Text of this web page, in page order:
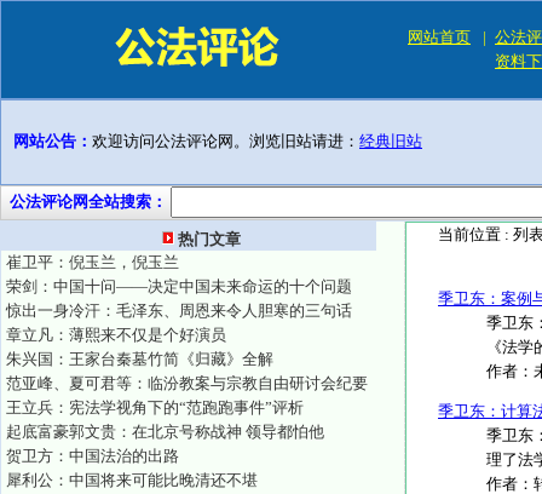
网站首页 | 公法
资料
网站公告： 欢迎访问公法评论网。浏览旧站请进： 经典旧站
公法评论网全站搜索：
热门文章
崔卫平：倪玉兰，倪玉兰
荣剑：中国十问——决定中国未来命运的十个问题
惊出一身冷汗：毛泽东、周恩来令人胆寒的三句话
章立凡：薄熙来不仅是个好演员
朱兴国：王家台秦墓竹简《归藏》全解
范亚峰、夏可君等：临汾教案与宗教自由研讨会纪要
王立兵：宪法学视角下的“范跑跑事件”评析
起底富豪郭文贵：在北京号称战神 领导都怕他
贺卫方：中国法治的出路
犀利公：中国将来可能比晚清还不堪
当前位置 : 列
季卫东：案例
季卫东
《法
作者：
季卫东：计算
季卫东
理了法
作者：